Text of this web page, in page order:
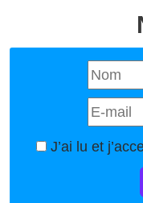
J’ai lu et